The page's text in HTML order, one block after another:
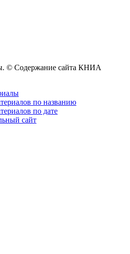
© Содержание сайта КНИА
по названию
по дате
сайт